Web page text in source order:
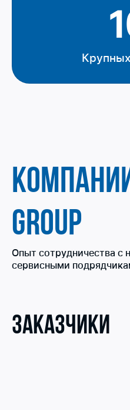
GROUP
Опыт сотрудничества
сервисными
Заказчики